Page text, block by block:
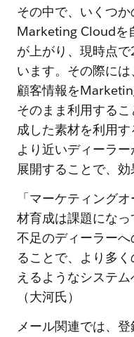
その中で、いくつか
Marketing Cloudを
が上がり、現時点
います。その際に
顧客情報を
そのまま利用する
成した素材を利用
より近いディーラー
展開することで、効
「マーケティング
材育成は課題にな
不足のディーラー
ることで、より多
えるようなシステム
（大河氏）
メール関連では、